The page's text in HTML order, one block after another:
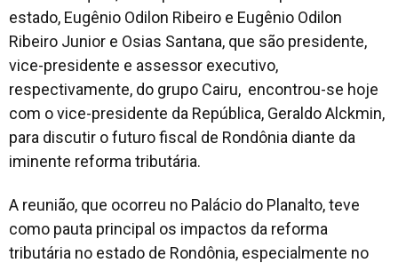
estado, Eugênio Odilon Ribeiro e Eugênio Odilon
Ribeiro Junior e Osias Santana, que são presidente,
vice-presidente e assessor executivo,
respectivamente, do grupo Cairu, encontrou-se hoje
com o vice-presidente da República, Geraldo Alckmin,
para discutir o futuro fiscal de Rondônia diante da
iminente reforma tributária.
A reunião, que ocorreu no Palácio do Planalto, teve
como pauta principal os impactos da reforma
tributária no estado de Rondônia, especialmente no